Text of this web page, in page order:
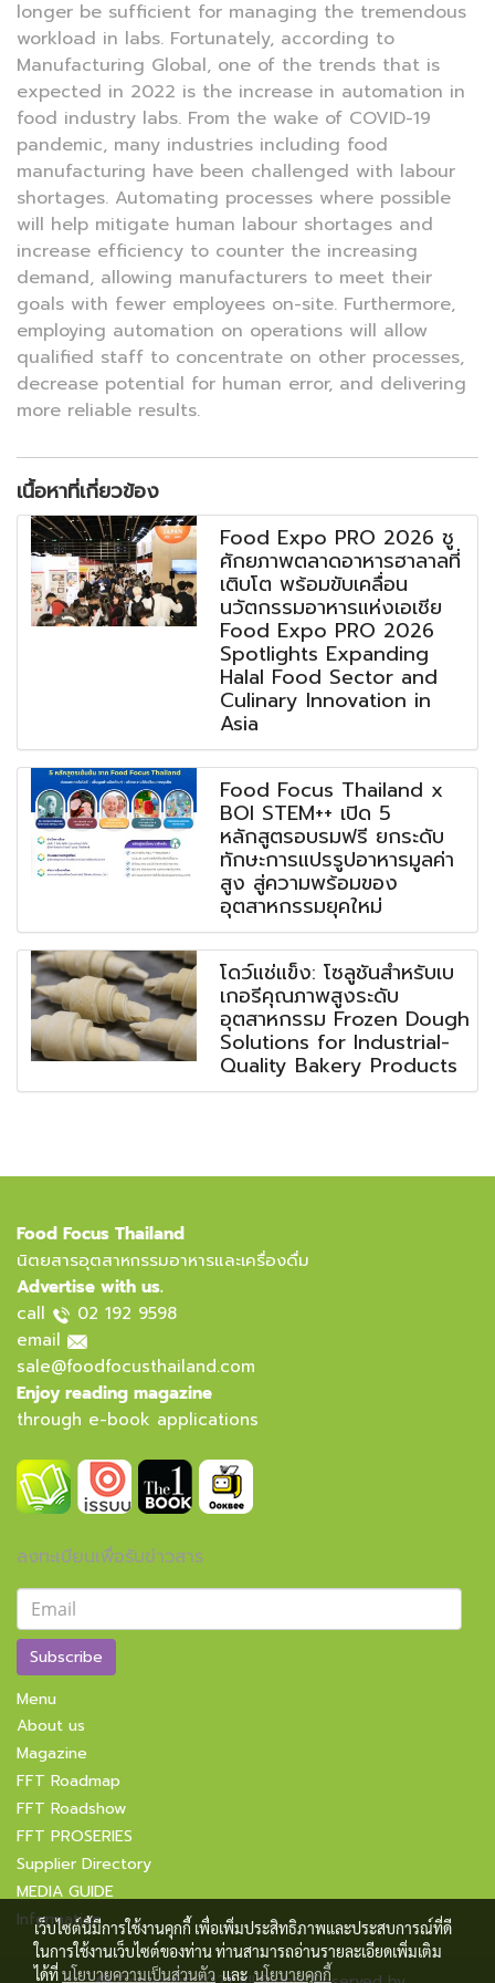
longer be sufficient for managing the tremendous
workload in labs. Fortunately, according to
Manufacturing Global, one of the trends that is
expected in 2022 is the increase in automation in
food industry labs. From the wake of COVID-19
pandemic, many industries including food
manufacturing have been challenged with labour
shortages. Automating processes where possible
will help mitigate human labour shortages and
increase efficiency to counter the increasing
demand, allowing manufacturers to meet their
goals with fewer employees on-site. Furthermore,
employing automation on operations will allow
qualified staff to concentrate on other processes,
decrease potential for human error, and delivering
more reliable results.
เนื้อหาที่เกี่ยวข้อง
Food Expo PRO 2026 ชู
ศักยภาพตลาดอาหารฮาลาลที่
เติบโต พร้อมขับเคลื่อน
นวัตกรรมอาหารแห่งเอเชีย
Food Expo PRO 2026
Spotlights Expanding
Halal Food Sector and
Culinary Innovation in
Asia
Food Focus Thailand x
BOI STEM++ เปิด 5
หลักสูตรอบรมฟรี ยกระดับ
ทักษะการแปรรูปอาหารมูลค่า
สูง สู่ความพร้อมของ
อุตสาหกรรมยุคใหม่
โดว์แช่แข็ง: โซลูชันสำหรับเบ
เกอรีคุณภาพสูงระดับ
อุตสาหกรรม Frozen Dough
Solutions for Industrial-
Quality Bakery Products
Food Focus Thailand
นิตยสารอุตสาหกรรมอาหารและเครื่องดื่ม
Advertise with us.
call
02 192 9598
email
sale@foodfocusthailand.com
Enjoy reading magazine
through e-book applications
ลงทะเบียนเพื่อรับข่าวสาร
Subscribe
Menu
About us
Magazine
FFT Roadmap
FFT Roadshow
FFT PROSERIES
Supplier Directory
MEDIA GUIDE
Information
เว็บไซต์นี้มีการใช้งานคุกกี้ เพื่อเพิ่มประสิทธิภาพและประสบการณ์ที่ดี
ในการใช้งานเว็บไซต์ของท่าน ท่านสามารถอ่านรายละเอียดเพิ่มเติม
ได้ที่นโยบายความเป็นส่วนตัวและนโยบายคุกกี้